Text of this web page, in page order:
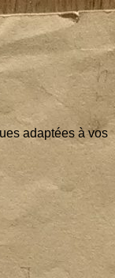
adaptées à vos